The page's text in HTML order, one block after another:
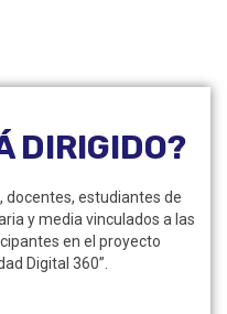
DIRIGIDO?
docentes, estudiantes de
y media vinculados a las
en el proyecto
Digital 360”.